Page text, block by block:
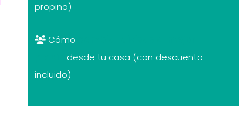
propina)
Cómo
desde tu casa (con descuento
incluido)